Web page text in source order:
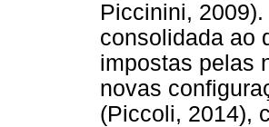
Piccinini,
consolidada ao
impostas pelas
novas
(Piccoli, 2014),